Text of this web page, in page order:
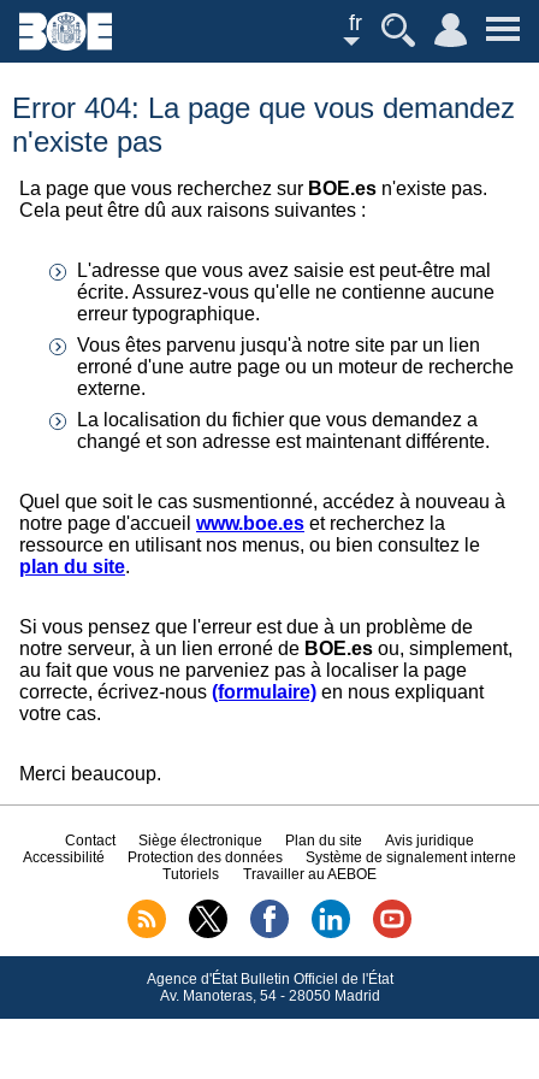
fr
Error 404: La page que vous demandez
n'existe pas
La page que vous recherchez sur BOE.es n'existe pas.
Cela peut être dû aux raisons suivantes :
L'adresse que vous avez saisie est peut-être mal
écrite. Assurez-vous qu'elle ne contienne aucune
erreur typographique.
Vous êtes parvenu jusqu'à notre site par un lien
erroné d'une autre page ou un moteur de recherche
externe.
La localisation du fichier que vous demandez a
changé et son adresse est maintenant différente.
Quel que soit le cas susmentionné, accédez à nouveau à
notre page d'accueil www.boe.es et recherchez la
ressource en utilisant nos menus, ou bien consultez le
plan du site.
Si vous pensez que l'erreur est due à un problème de
notre serveur, à un lien erroné de BOE.es ou, simplement,
au fait que vous ne parveniez pas à localiser la page
correcte, écrivez-nous (formulaire) en nous expliquant
votre cas.
Merci beaucoup.
Contact Siège électronique Plan du site
Avis juridique
Accessibilité
Protection des données
Système de signalement interne
Tutoriels
Travailler au AEBOE
Agence d'État Bulletin Officiel de l'État
Av.Manoteras, 54 - 28050 Madrid